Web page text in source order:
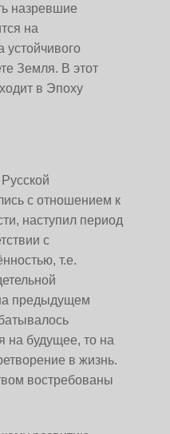
назревшие
на
устойчивого
Земля. В этот
в Эпоху
с отношением к
наступил период
с
т.е.
предыдущем
на будущее, то на
в жизнь.
востребованы